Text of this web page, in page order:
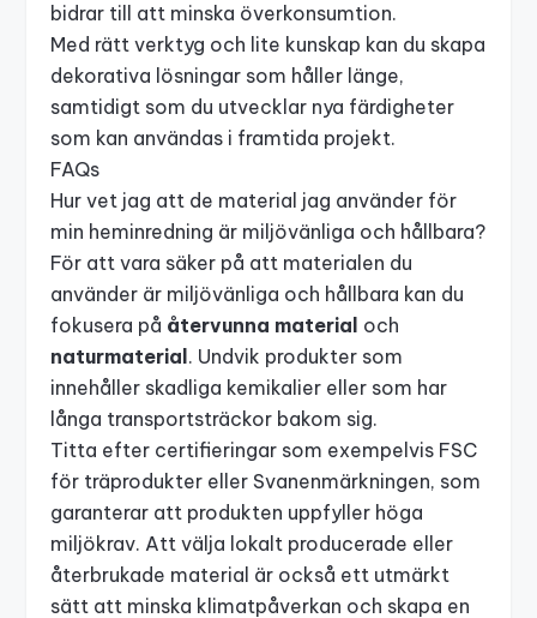
bidrar till att minska överkonsumtion.
Med rätt verktyg och lite kunskap kan du skapa
dekorativa lösningar som håller länge,
samtidigt som du utvecklar nya färdigheter
som kan användas i framtida projekt.
FAQs
Hur vet jag att de material jag använder för
min heminredning är miljövänliga och hållbara?
För att vara säker på att materialen du
använder är miljövänliga och hållbara kan du
fokusera på återvunna material och
naturmaterial . Undvik produkter som
innehåller skadliga kemikalier eller som har
långa transportsträckor bakom sig.
Titta efter certifieringar som exempelvis FSC
för träprodukter ellerSvanenmärkningen, som
garanterar att produkten uppfyller höga
miljökrav. Att välja lokalt producerade eller
återbrukade material är också ett utmärkt
sätt att minska klimatpåverkan och skapa en